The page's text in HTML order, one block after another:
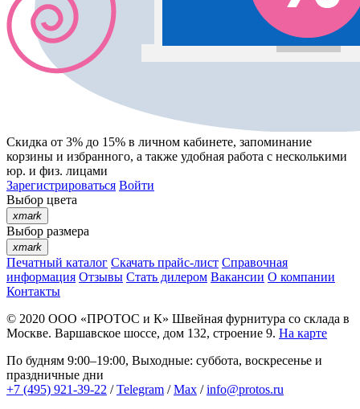
Скидка от 3% до 15% в личном кабинете, запоминание
корзины и избранного, а также удобная работа с несколькими
юр. и физ. лицами
Зарегистрироваться Войти
Выбор цвета
xmark
Выбор размера
xmark
Печатный каталог Скачать прайс-лист Справочная
информация Отзывы Стать дилером Вакансии О компании
Контакты
© 2020 ООО «ПРОТОС и К» Швейная фурнитура со склада в
Москве. Варшавское шоссе, дом 132, строение 9. На карте
По будням 9:00–19:00, Выходные: суббота, воскресенье и
праздничные дни
+7 (495) 921-39-22 /Telegram /Max /info@protos.ru